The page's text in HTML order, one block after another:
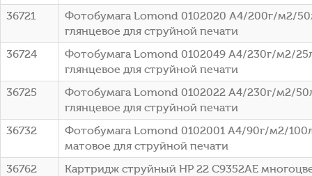
36721
Фотобумага Lomond 0102020 A4/200г/м2/
глянцевое для струйной печати
36724
Фотобумага Lomond 0102049 A4/230г/м2/
глянцевое для струйной печати
36725
Фотобумага Lomond 0102022 A4/230г/м2/
глянцевое для струйной печати
36732
Фотобумага Lomond 0102001 A4/90г/м2/
матовое для струйной печати
36762
Картридж струйный HP 22 C9352AE